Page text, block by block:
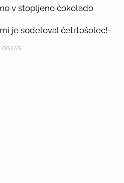
v stopljeno čokolado
je sodeloval četrtošolec!-
OGLAS